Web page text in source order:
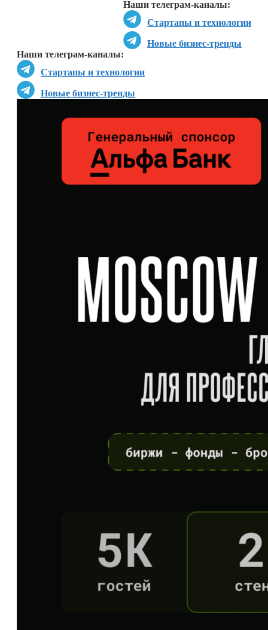
Наши телеграм-каналы:
Стартапы и технологии
Новые бизнес-тренды
Наши телеграм-каналы:
Стартапы и технологии
Новые бизнес-тренды